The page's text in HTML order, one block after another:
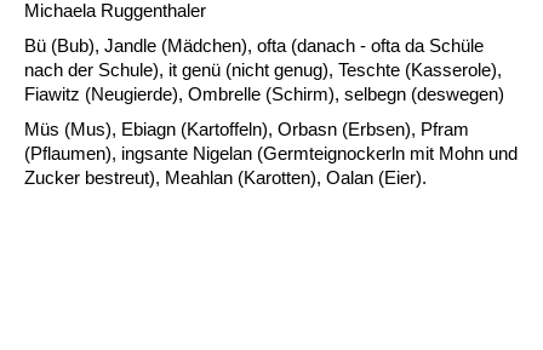
Michaela Ruggenthaler
Bü (Bub), Jandle (Mädchen), ofta (danach - ofta da Schüle
nach der Schule), it genü (nicht genug), Teschte (Kasserole),
Fiawitz (Neugierde), Ombrelle (Schirm), selbegn (deswegen)
Müs (Mus), Ebiagn (Kartoffeln), Orbasn (Erbsen), Pfram
(Pflaumen), ingsante Nigelan (Germteignockerln mit Mohn und
Zucker bestreut), Meahlan (Karotten), Oalan (Eier).